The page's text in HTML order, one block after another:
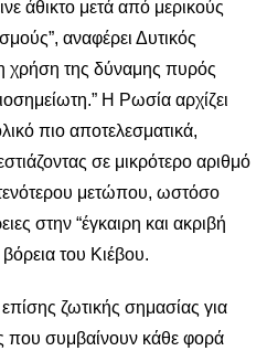
άθικτο μετά από μερικούς
αναφέρει Δυτικός
χρήση της δύναμης πυρός
Η Ρωσία αρχίζει
πιο αποτελεσματικά,
σε μικρότερο αριθμό
μετώπου, ωστόσο
στην “έγκαιρη και ακριβή
του Κιέβου.
ζωτικής σημασίας για
που συμβαίνουν κάθε φορά